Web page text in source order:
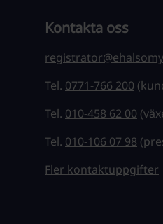
Kontakta oss
Tel. 0771-766 200
Tel. 010-458 62 00
Tel. 010-106 07 98
Fler kontaktuppgifter